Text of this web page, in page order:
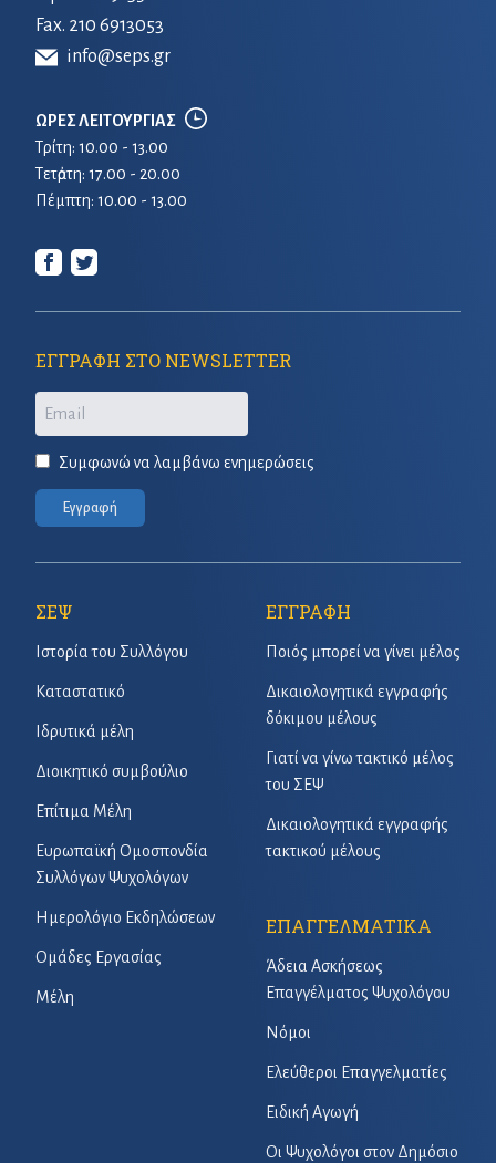
Fax. 210 6913053
info@seps.gr
ΩΡΕΣ ΛΕΙΤΟΥΡΓΙΑΣ
Τρίτη: 10.00 - 13.00
Τετἀρτη: 17.00 - 20.00
Πέμπτη: 10.00 - 13.00
ΕΓΓΡΑΦΗ ΣΤΟ NEWSLETTER
Email
Συμφωνώ να λαμβάνω ενημερώσεις
Εγγραφή
ΣΕΨ
Ιστορία του Συλλόγου
Καταστατικό
Ιδρυτικά μέλη
Διοικητικό συμβούλιο
Επίτιμα Μέλη
Ευρωπαϊκή Ομοσπονδία
Συλλόγων Ψυχολόγων
Ημερολόγιο Εκδηλώσεων
Ομάδες Εργασίας
Μέλη
ΕΓΓΡΑΦΗ
Ποιός μπορεί να γίνει μέλος
Δικαιολογητικά εγγραφής
δόκιμου μέλους
Γιατί να γίνω τακτικό μέλος
του ΣΕΨ
Δικαιολογητικά εγγραφής
τακτικού μέλους
ΕΠΑΓΓΕΛΜΑΤΙΚΑ
Άδεια Ασκήσεως
Επαγγέλματος Ψυχολόγου
Νόμοι
Ελεύθεροι Επαγγελματίες
Ειδική Αγωγή
Οι Ψυχολόγοι στον Δημόσιο